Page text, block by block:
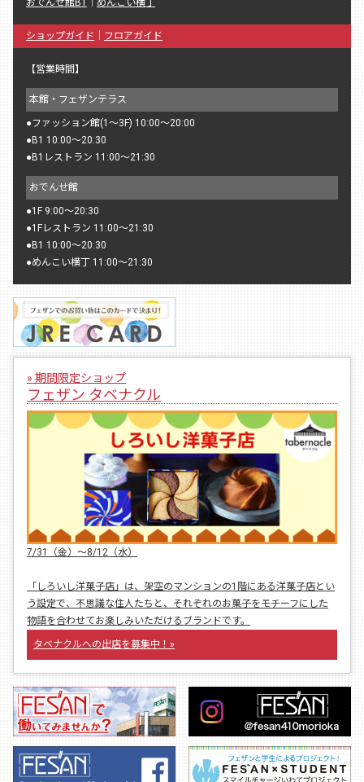
おでんせ館B1 めんこい横丁
ショップガイド フロアガイド
【営業時間】
本館・フェザンテラス
●ファッション館(1〜3F) 10:00〜20:00
●B1 10:00〜20:30
●B1レストラン 11:00〜21:30
おでんせ館
●1F 9:00〜20:30
●1Fレストラン 11:00〜21:30
●B1 10:00〜20:30
●めんこい横丁 11:00〜21:30
» 期間限定ショップ
フェザン タベナクル
7/31（金）〜8/12（水）
「しろいし洋菓子店」は、架空のマンションの1階にある洋菓子店とい
う設定で、不思議な住人たちと、それぞれのお菓子をモチーフにした
物語を合わせてお楽しみいただけるブランドです。
タベナクルへの出店を募集中！»